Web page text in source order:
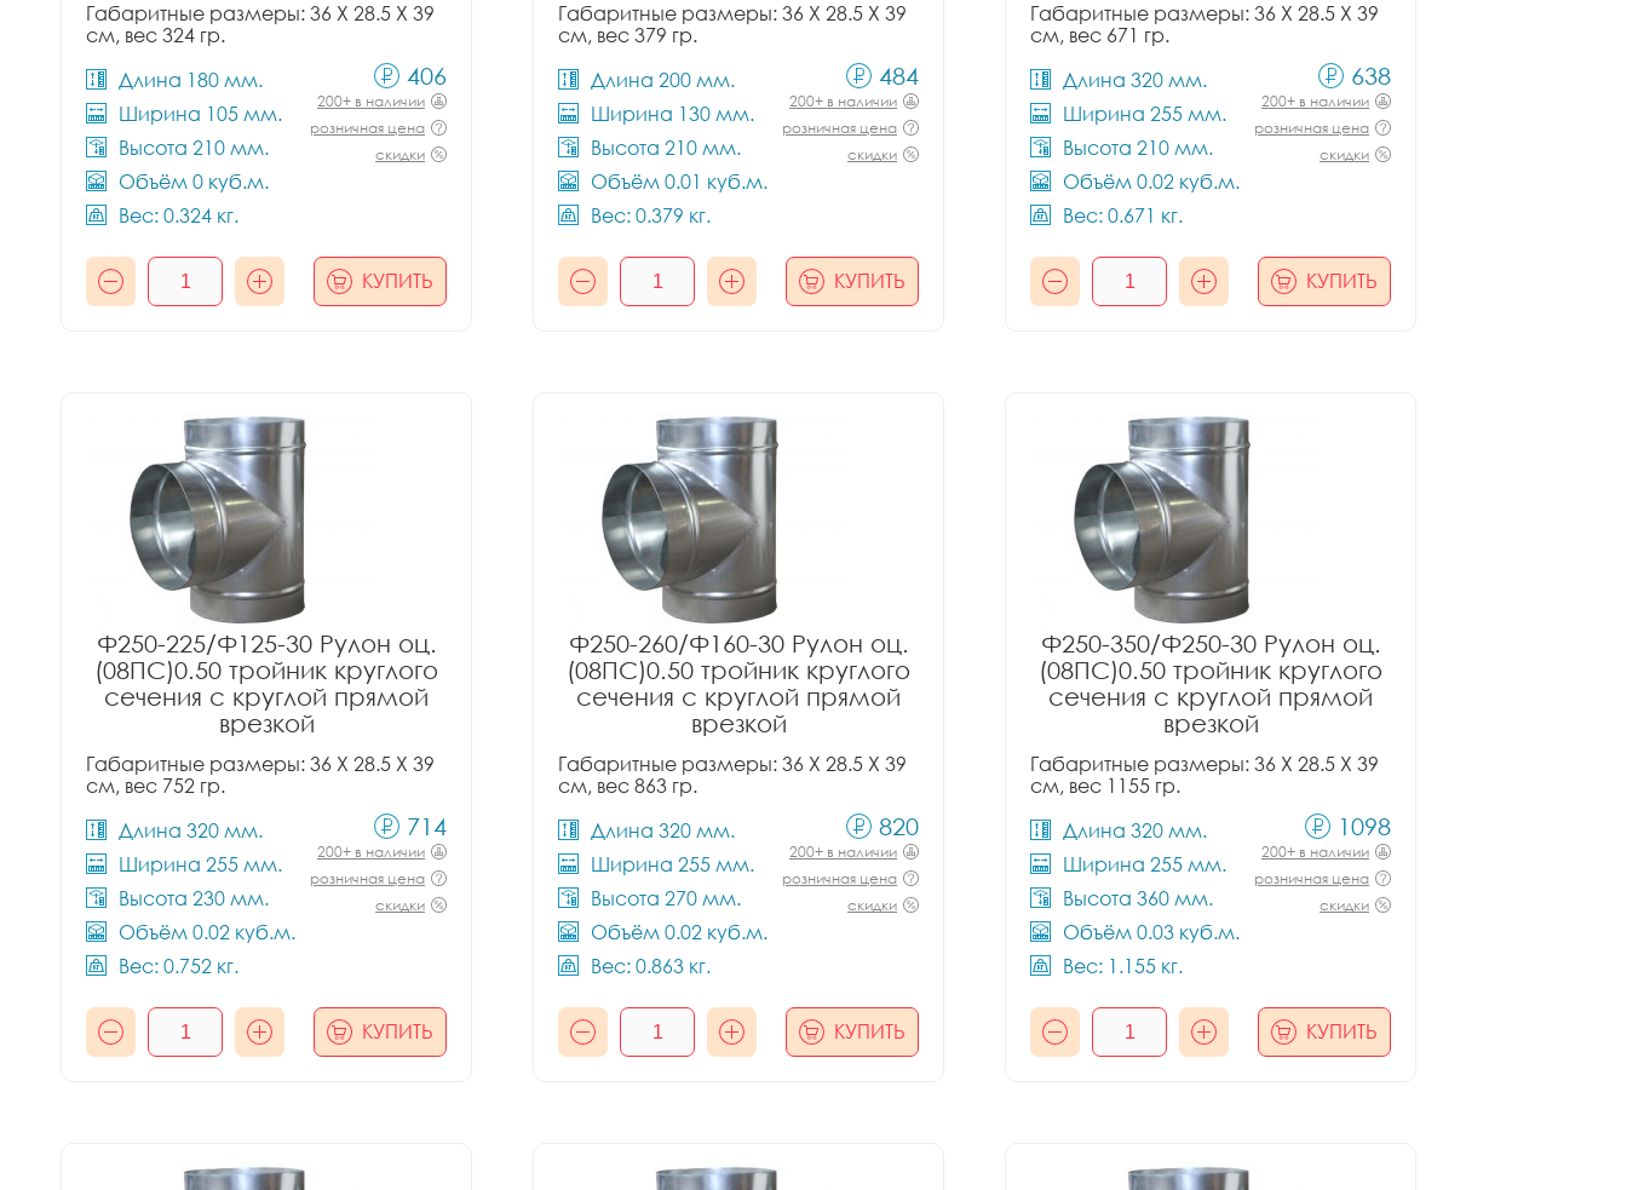
Габаритные размеры: 36 X 28.5 X 39
см, вес 324 гр.
Длина 180 мм.
Ширина 105 мм.
Высота 210 мм.
Объём 0 куб.м.
Вес: 0.324 кг.
406
200+ в наличии
розничная цена
скидки
КУПИТЬ
Габаритные размеры: 36 X 28.5 X 39
см, вес 379 гр.
Длина 200 мм.
Ширина 130 мм.
Высота 210 мм.
Объём 0.01 куб.м.
Вес: 0.379 кг.
484
200+ в наличии
розничная цена
скидки
КУПИТЬ
Габаритные размеры: 36 X 28.5 X 39
см, вес 671 гр.
Длина 320 мм.
Ширина 255 мм.
Высота 210 мм.
Объём 0.02 куб.м.
Вес: 0.671 кг.
638
200+ в наличии
розничная цена
скидки
КУПИТЬ
Ф250-225/Ф125-30 Рулон оц.
(08ПС)0.50 тройник круглого
сечения с круглой прямой
врезкой
Габаритные размеры: 36 X 28.5 X 39
см, вес 752 гр.
Длина 320 мм.
Ширина 255 мм.
Высота 230 мм.
Объём 0.02 куб.м.
Вес: 0.752 кг.
714
200+ в наличии
розничная цена
скидки
КУПИТЬ
Ф250-260/Ф160-30 Рулон оц.
(08ПС)0.50 тройник круглого
сечения с круглой прямой
врезкой
Габаритные размеры: 36 X 28.5 X 39
см, вес 863 гр.
Длина 320 мм.
Ширина 255 мм.
Высота 270 мм.
Объём 0.02 куб.м.
Вес: 0.863 кг.
820
200+ в наличии
розничная цена
скидки
КУПИТЬ
Ф250-350/Ф250-30 Рулон оц.
(08ПС)0.50 тройник круглого
сечения с круглой прямой
врезкой
Габаритные размеры: 36 X 28.5 X 39
см, вес 1155 гр.
Длина 320 мм.
Ширина 255 мм.
Высота 360 мм.
Объём 0.03 куб.м.
Вес: 1.155 кг.
1098
200+ в наличии
розничная цена
скидки
КУПИТЬ